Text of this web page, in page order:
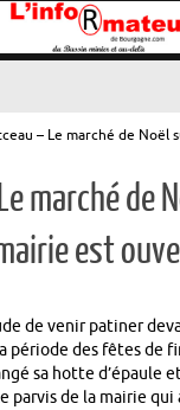
– Le marché de Noël
marché de
est
de venir patiner
période des fêtes de
sa hotte d’épaule
parvis de la mairie